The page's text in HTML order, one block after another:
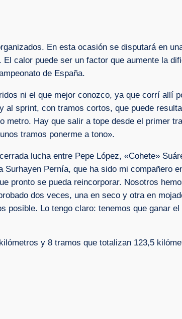
En esta ocasión se disputará en
calor puede ser un factor que aumente la
de España.
ni el que mejor conozco, ya que corrí allí
sprint, con tramos cortos, que puede
metro. Hay que salir a tope desde el primer
tramos ponerme a tono».
lucha entre Pepe López, «Cohete»
Pernía, que ha sido mi compañero
pronto se pueda reincorporar. Nosotros
dos veces, una en seco y otra en
posible. Lo tengo claro: tenemos que ganar
y 8 tramos que totalizan 123,5